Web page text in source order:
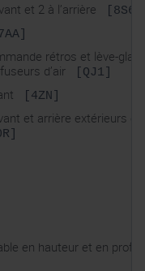
et 2 à l’arrière [8S6]
rétros et lève-
d’air
[QJ1]
[4ZN]
et arrière extérieurs en
en hauteur et en